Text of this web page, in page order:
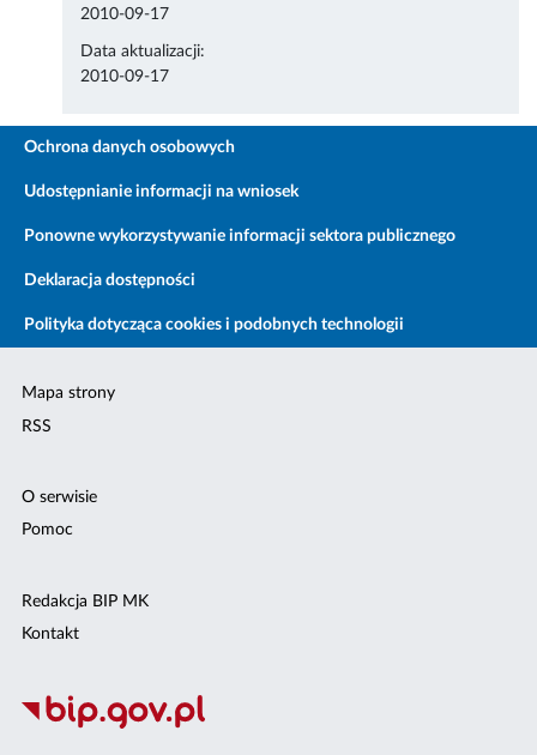
2010-09-17
Data aktualizacji:
2010-09-17
Ochrona danych osobowych
Udostępnianie informacji na wniosek
Ponowne wykorzystywanie informacji sektora publicznego
Deklaracja dostępności
Polityka dotycząca cookies i podobnych technologii
Mapa strony
RSS
O serwisie
Pomoc
Redakcja BIP MK
Kontakt